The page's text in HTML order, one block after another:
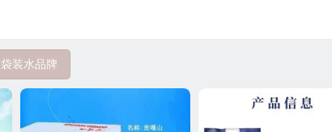
袋装水品牌